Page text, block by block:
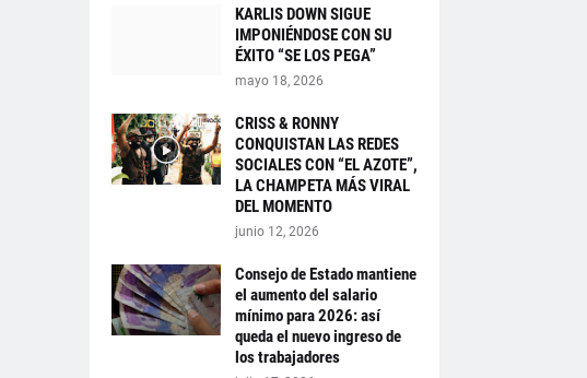
KARLIS DOWN SIGUE
IMPONIÉNDOSE CON SU
ÉXITO “SE LOS PEGA”
mayo 18, 2026
CRISS & RONNY
CONQUISTAN LAS REDES
SOCIALES CON “EL AZOTE”,
LA CHAMPETA MÁS VIRAL
DEL MOMENTO
junio 12, 2026
Consejo de Estado mantiene
el aumento del salario
mínimo para 2026: así
queda el nuevo ingreso de
los trabajadores